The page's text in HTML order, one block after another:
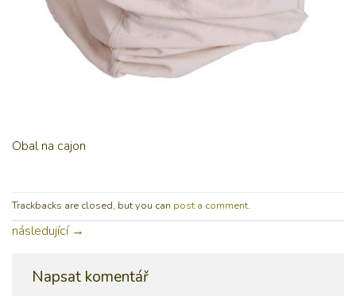
Obal na cajon
Trackbacks are closed, but you can post a comment.
následující →
Napsat komentář